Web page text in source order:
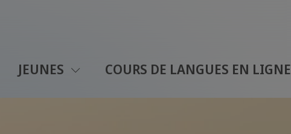
JEUNES COURS DE LANGUES EN LIGNE